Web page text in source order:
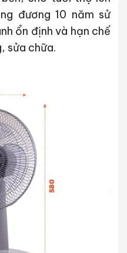
đương 10 năm sử
ổn định và hạn chế
sửa chữa.